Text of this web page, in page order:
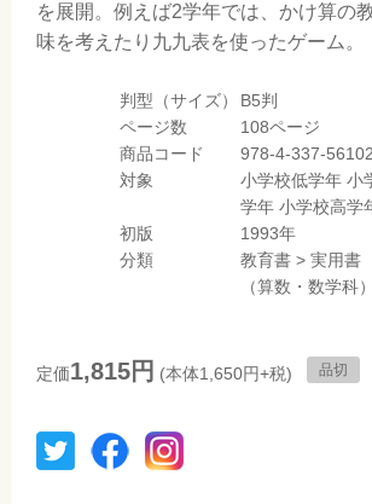
を展開。例えば2学年では、かけ算の
味を考えたり九九表を使ったゲーム。
判型（サイズ）
B5判
ページ数
108ページ
商品コード
978-4-337-
対象
小学校低学年 小
学年 小学校高学
初版
1993年
分類
教育書 > 実用書
（算数・数学科）
定価1,815円 (本体1,650円+税) 品切